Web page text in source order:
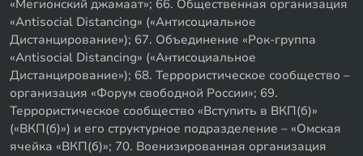
«Мегионский джамаат»; 66. Общественная организация
«Antisocial Distancing» («Антисоциальное
Дистанцирование»); 67. Объединение «Рок-группа
«Antisocial Distancing» («Антисоциальное
Дистанцирование»); 68. Террористическое сообщество –
организация «Форум свободной России»; 69.
Террористическое сообщество «Вступить в ВКП(б)»
(«ВКП(б)») и его структурное подразделение – «Омская
ячейка «ВКП(б)»; 70. Военизированная организация